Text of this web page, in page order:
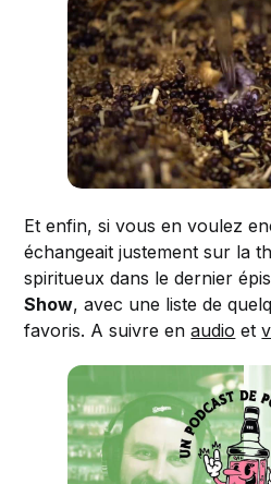
Et enfin, si vous en voulez
échangeait justement sur la
spiritueux dans le dernier
Show, avec une liste de
favoris. A suivre enaudio et